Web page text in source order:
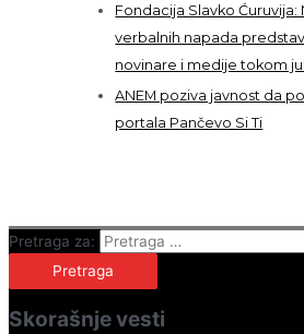
Fondacija Slavko Ćuruvija:
verbalnih napada
novinare i medije tokom
ANEM poziva javnost da
portala Pančevo Si Ti
Pretraga za:
Skorašnje vesti